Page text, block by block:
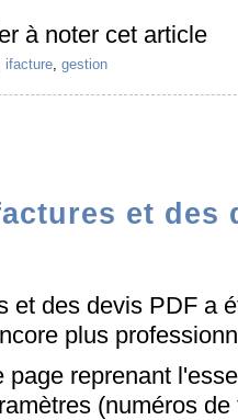
à noter cet article
ifacture, gestion
et des
et des devis PDF a
plus
page reprenant
(numéros